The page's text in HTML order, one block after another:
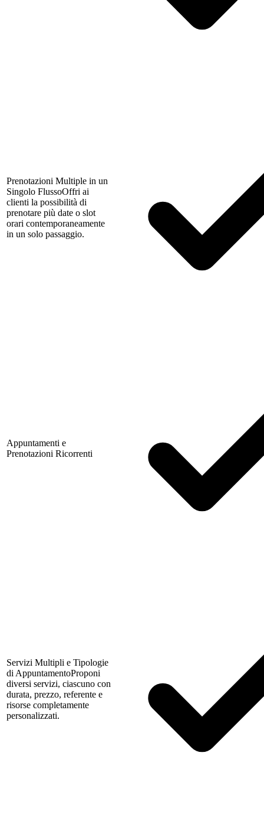
Prenotazioni Multiple in un
Singolo FlussoOffri ai
clienti la possibilità di
prenotare più date o slot
orari contemporaneamente
in un solo passaggio.
Appuntamenti e
Prenotazioni Ricorrenti
Servizi Multipli e Tipologie
di AppuntamentoProponi
diversi servizi, ciascuno con
durata, prezzo, referente e
risorse completamente
personalizzati.